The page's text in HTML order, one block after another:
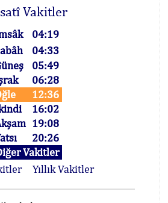
Vakitler
04:19
04:33
05:49
06:28
12:36
16:02
19:08
20:26
Vakitler
Yıllık Vakitler